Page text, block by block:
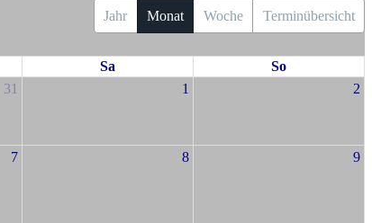
Jahr Monat Woche Terminübersicht
Sa
So
31 1 2
7 8 9